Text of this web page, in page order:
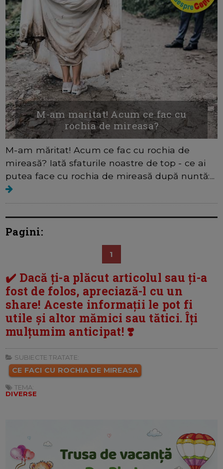
M-am maritat! Acum ce fac cu
rochia de mireasa?
M-am măritat! Acum ce fac cu rochia de
mireasă? Iată sfaturile noastre de top - ce ai
putea face cu rochia de mireasă după nuntă:...
Pagini:
1
✔️ Dacă ți-a plăcut articolul sau ți-a
fost de folos, apreciază-l cu un
share! Aceste informații le pot fi
utile și altor mămici sau tătici. Îți
mulțumim anticipat! ❣️
SUBIECTE TRATATE:
CE FACI CU ROCHIA DE MIREASA
TEMA:
DIVERSE